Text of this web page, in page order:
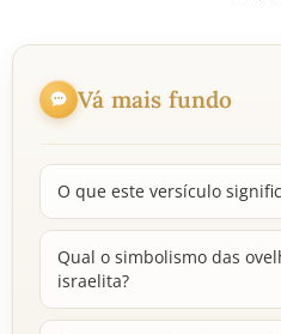
Vá mais fundo
O que este versículo
Qual o simbolismo das
israelita?